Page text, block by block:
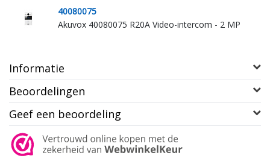
40080075
Akuvox 40080075 R20A Video-intercom - 2 MP
Informatie
Beoordelingen
Geef een beoordeling